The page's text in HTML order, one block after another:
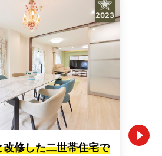
2023
改修した二世帯住宅で